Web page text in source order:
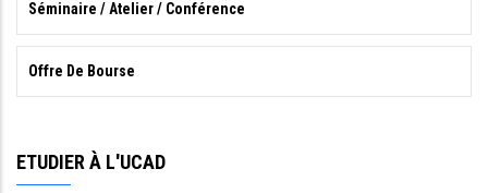
Séminaire / Atelier / Conférence
Offre De Bourse
ETUDIER À L'UCAD